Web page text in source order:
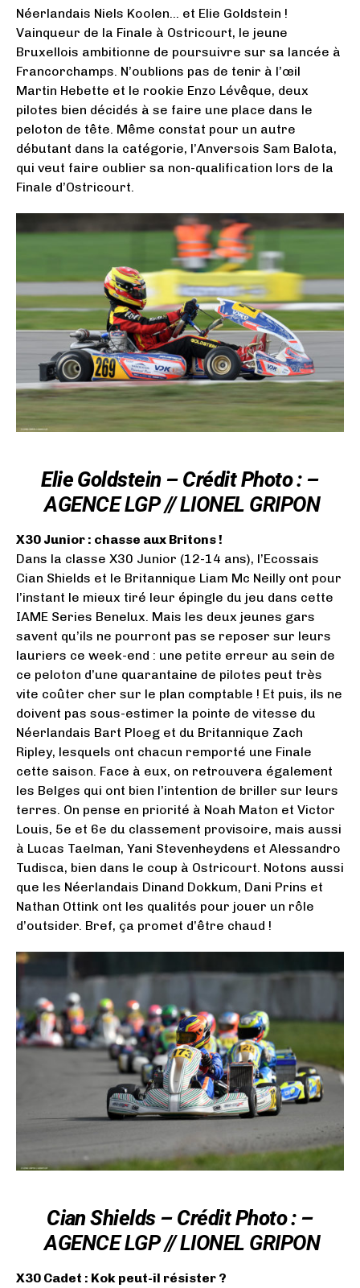
Néerlandais Niels Koolen… et Elie Goldstein !
Vainqueur de la Finale à Ostricourt, le jeune
Bruxellois ambitionne de poursuivre sur sa lancée à
Francorchamps. N’oublions pas de tenir à l’œil
Martin Hebette et le rookie Enzo Lévêque, deux
pilotes bien décidés à se faire une place dans le
peloton de tête. Même constat pour un autre
débutant dans la catégorie, l’Anversois Sam Balota,
qui veut faire oublier sa non-qualification lors de la
Finale d’Ostricourt.
Elie Goldstein – Crédit Photo : –
AGENCE LGP // LIONEL GRIPON
X30 Junior : chasse aux Britons !
Dans la classe X30 Junior (12-14 ans), l’Ecossais
Cian Shields et le Britannique Liam Mc Neilly ont pour
l’instant le mieux tiré leur épingle du jeu dans cette
IAME Series Benelux. Mais les deux jeunes gars
savent qu’ils ne pourront pas se reposer sur leurs
lauriers ce week-end : une petite erreur au sein de
ce peloton d’une quarantaine de pilotes peut très
vite coûter cher sur le plan comptable ! Et puis, ils ne
doivent pas sous-estimer la pointe de vitesse du
Néerlandais Bart Ploeg et du Britannique Zach
Ripley, lesquels ont chacun remporté une Finale
cette saison. Face à eux, on retrouvera également
les Belges qui ont bien l’intention de briller sur leurs
terres. On pense en priorité à Noah Maton et Victor
Louis, 5e et 6e du classement provisoire, mais aussi
à Lucas Taelman, Yani Stevenheydens et Alessandro
Tudisca, bien dans le coup à Ostricourt. Notons aussi
que les Néerlandais Dinand Dokkum, Dani Prins et
Nathan Ottink ont les qualités pour jouer un rôle
d’outsider. Bref, ça promet d’être chaud !
Cian Shields – Crédit Photo : –
AGENCE LGP // LIONEL GRIPON
X30 Cadet : Kok peut-il résister ?